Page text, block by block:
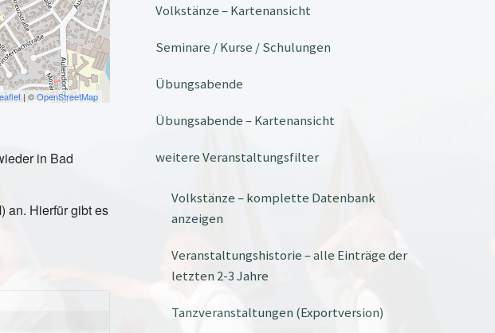
| ©OpenStreetMap
in Bad
an. Hierfür gibt es
Volkstänze – Kartenansicht
Seminare / Kurse / Schulungen
Übungsabende
Übungsabende – Kartenansicht
weitere Veranstaltungsfilter
Volkstänze – komplette Datenbank
anzeigen
Veranstaltungshistorie – alle Einträge der
letzten 2-3 Jahre
Tanzveranstaltungen (Exportversion)